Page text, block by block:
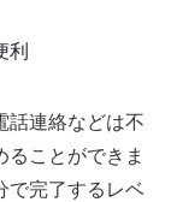
利
話連絡などは不
ことができま
で完了するレベ